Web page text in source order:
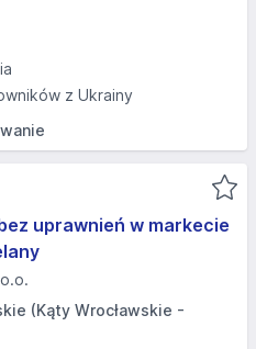
z Ukrainy
uprawnień w markecie
(Kąty Wrocławskie -